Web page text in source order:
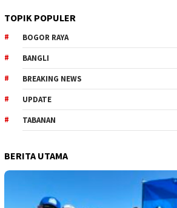
TOPIK POPULER
BOGOR RAYA
BANGLI
BREAKING NEWS
UPDATE
TABANAN
BERITA UTAMA